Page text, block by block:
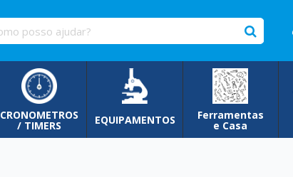
CRONOMETROS
/ TIMERS EQUIPAMENTOS Ferramentas
e Casa